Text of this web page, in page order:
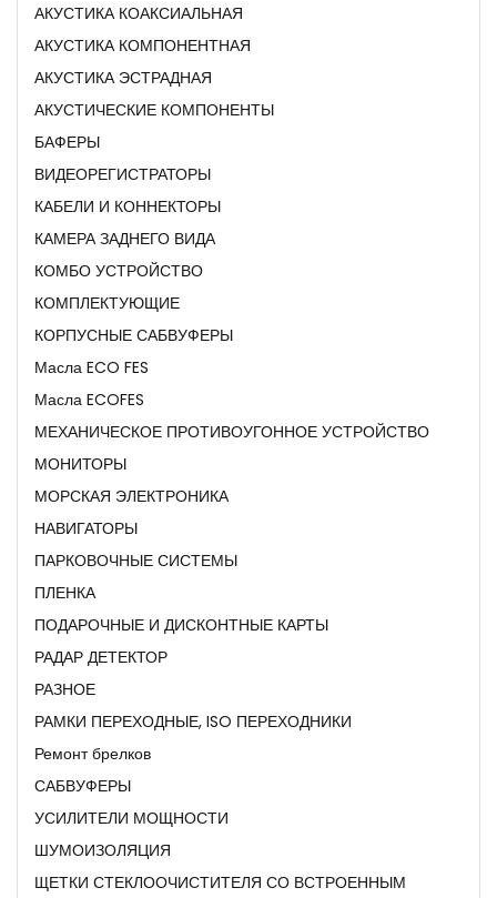
АКУСТИКА КОАКСИАЛЬНАЯ
АКУСТИКА КОМПОНЕНТНАЯ
АКУСТИКА ЭСТРАДНАЯ
АКУСТИЧЕСКИЕ КОМПОНЕНТЫ
БАФЕРЫ
ВИДЕОРЕГИСТРАТОРЫ
КАБЕЛИ И КОННЕКТОРЫ
КАМЕРА ЗАДНЕГО ВИДА
КОМБО УСТРОЙСТВО
КОМПЛЕКТУЮЩИЕ
КОРПУСНЫЕ САБВУФЕРЫ
Масла ECO FES
Масла ECOFES
МЕХАНИЧЕСКОЕ ПРОТИВОУГОННОЕ УСТРОЙСТВО
МОНИТОРЫ
МОРСКАЯ ЭЛЕКТРОНИКА
НАВИГАТОРЫ
ПАРКОВОЧНЫЕ СИСТЕМЫ
ПЛЕНКА
ПОДАРОЧНЫЕ И ДИСКОНТНЫЕ КАРТЫ
РАДАР ДЕТЕКТОР
РАЗНОЕ
РАМКИ ПЕРЕХОДНЫЕ, ISO ПЕРЕХОДНИКИ
Ремонт брелков
САБВУФЕРЫ
УСИЛИТЕЛИ МОЩНОСТИ
ШУМОИЗОЛЯЦИЯ
ЩЕТКИ СТЕКЛООЧИСТИТЕЛЯ СО ВСТРОЕННЫМ